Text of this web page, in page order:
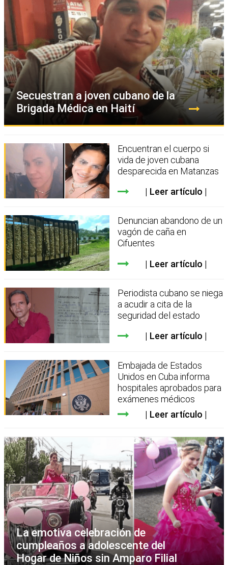
Secuestran a joven cubano de la
Brigada Médica en Haití
Encuentran el cuerpo si
vida de joven cubana
desparecida en Matanzas
Leer artículo
Denuncian abandono de un
vagón de caña en
Cifuentes
Leer artículo
Periodista cubano se niega
a acudir a cita de la
seguridad del estado
Leer artículo
Embajada de Estados
Unidos en Cuba informa
hospitales aprobados para
exámenes médicos
Leer artículo
La emotiva celebración de
cumpleaños a adolescente del
Hogar de Niños sin Amparo Filial